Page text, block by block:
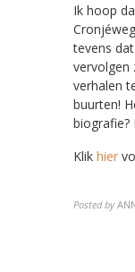
Ik hoop
tevens
vervolgen
verhalen
buurten!
Klikhier
Posted by